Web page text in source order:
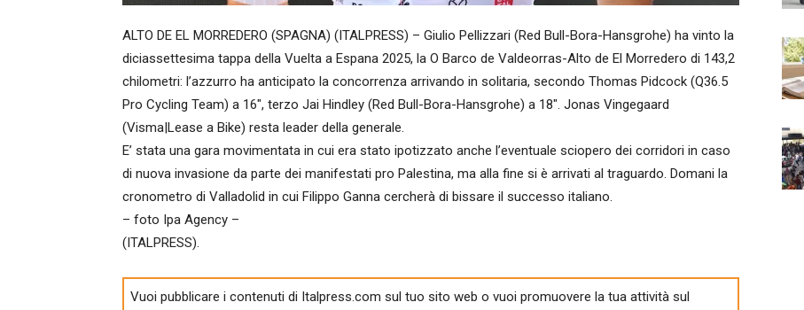
ALTO DE EL MORREDERO (SPAGNA) (ITALPRESS) – Giulio Pellizzari (Red Bull-Bora-Hansgrohe) ha vinto la
diciassettesima tappa della Vuelta a Espana 2025, la O Barco de Valdeorras-Alto de El Morredero di 143,2
chilometri: l’azzurro ha anticipato la concorrenza arrivando in solitaria, secondo Thomas Pidcock (Q36.5
Pro Cycling Team) a 16″, terzo Jai Hindley (Red Bull-Bora-Hansgrohe) a 18″. Jonas Vingegaard
(Visma|Lease a Bike) resta leader della generale.
E’ stata una gara movimentata in cui era stato ipotizzato anche l’eventuale sciopero dei corridori in caso
di nuova invasione da parte dei manifestati pro Palestina, ma alla fine si è arrivati al traguardo. Domani la
cronometro di Valladolid in cui Filippo Ganna cercherà di bissare il successo italiano.
– foto Ipa Agency –
(ITALPRESS).
Vuoi pubblicare i contenuti di Italpress.com sul tuo sito web o vuoi promuovere la tua attività sul